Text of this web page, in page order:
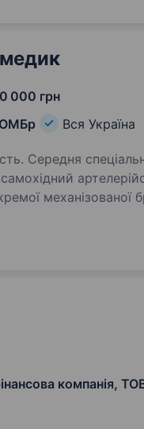
000 грн
Вся Україна
Середня
механізованої
і безпеку України.
компанія,